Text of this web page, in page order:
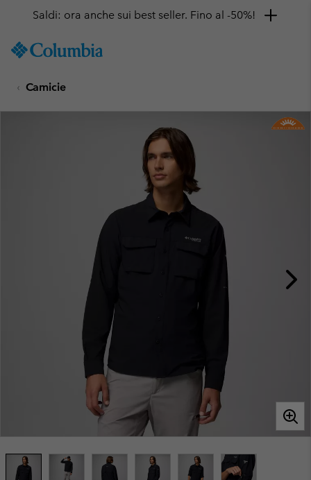
TO
SKIP
MAIN
Saldi: ora anche sui best seller. Fino al -50%!
Camicie